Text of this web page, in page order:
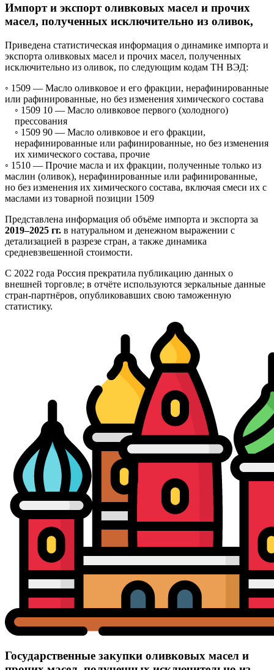
Импорт и экспорт оливковых масел и прочих
масел, полученных исключительно из оливок,
Приведена статистическая информация о динамике импорта и
экспорта оливковых масел и прочих масел, полученных
исключительно из оливок, по следующим кодам ТН ВЭД:
◦ 1509 — Масло оливковое и его фракции, нерафинированные
или рафинированные, но без изменения химического состава
◦ 1509 10 — Масло оливковое первого (холодного)
прессования
◦ 1509 90 — Масло оливковое и его фракции,
нерафинированные или рафинированные, но без изменения
их химического состава, прочие
◦ 1510 — Прочие масла и их фракции, полученные только из
маслин (оливок), нерафинированные или рафинированные,
но без изменения их химического состава, включая смеси их с
маслами из товарной позиции 1509
Представлена информация об объёме импорта и экспорта за
2019–2025 гг. в натуральном и денежном выражении с
детализацией в разрезе стран, а также динамика
средневзвешенной стоимости.
С 2022 года Россия прекратила публикацию данных о
внешней торговле; в отчёте используются зеркальные данные
стран-партнёров, опубликовавших свою таможенную
статистику.
Государственные закупки оливковых масел и